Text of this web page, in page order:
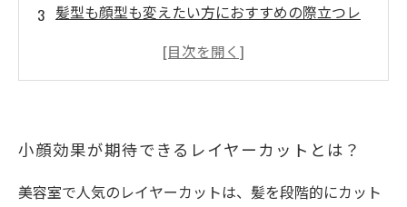
髪型も顔型も変えたい方におすすめの際立つレ
カット
小顔効果が期待できるレイヤーカットとは？
美容室で人気のレイヤーカットは、髪を段階的にカット